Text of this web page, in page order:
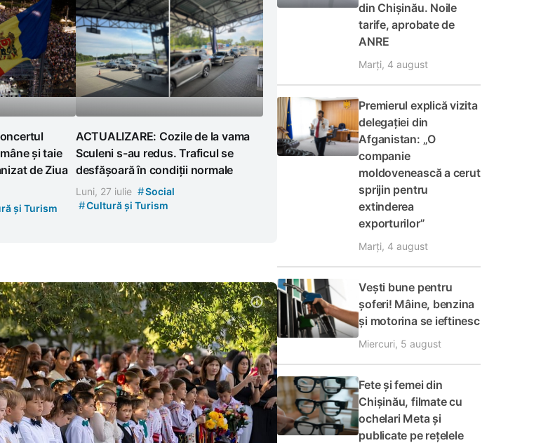
și taie
de Ziua
și Turism
ACTUALIZARE: Cozile de la vama
Sculeni s-au redus. Traficul se
desfășoară în condiții normale
Luni, 27 iulie #Social
#Cultură și Turism
din Chișinău. Noile
tarife, aprobate de
ANRE
Marți, 4 august
Premierul explică vizita
delegației din
Afganistan: „O
companie
moldovenească a cerut
sprijin pentru
extinderea
exporturilor”
Marți, 4 august
Vești bune pentru
șoferi! Mâine, benzina
și motorina se ieftinesc
Miercuri, 5 august
Fete și femei din
Chișinău, filmate cu
ochelari Meta și
publicate pe rețelele